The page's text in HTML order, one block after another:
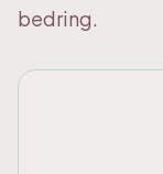
bedring.